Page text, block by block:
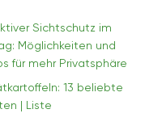
Sichtschutz im
Möglichkeiten und
für mehr Privatsphäre
13 beliebte
| Liste